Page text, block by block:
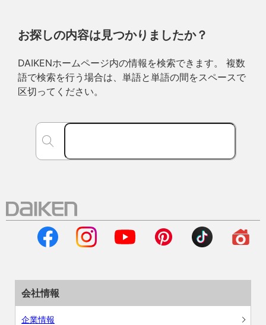
お探しの内容は見つかりましたか？
DAIKENホームページ内の情報を検索できます。 複数
語で検索を行う場合は、単語と単語の間をスペースで
区切ってください。
会社情報
企業情報